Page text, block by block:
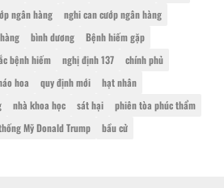
ngân hàng
nghi can cướp ngân hàng
bình dương
Bệnh hiếm gặp
bệnh hiếm nghị định 137
chính phủ
hoa quy định mới
hạt nhân
nhà khoa học sát hại
phiên tòa phúc thẩm
Mỹ Donald Trump bầu cử